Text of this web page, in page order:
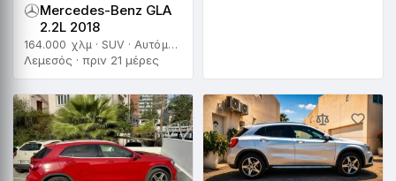
Mercedes-Benz GLA
2.2L 2018
164.000 χλμ · SUV · Αυτόματο
Λεμεσός · πριν 21 μέρες